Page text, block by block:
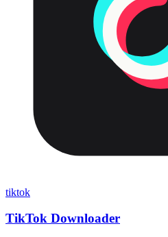
tiktok
TikTok Downloader